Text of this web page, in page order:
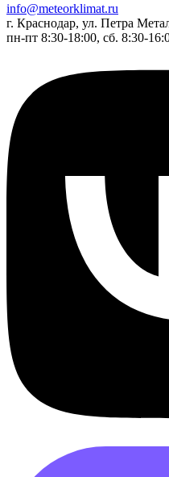
info@meteorklimat.ru
г. Краснодар, ул. Петра
пн-пт 8:30-18:00, сб. 8:30-